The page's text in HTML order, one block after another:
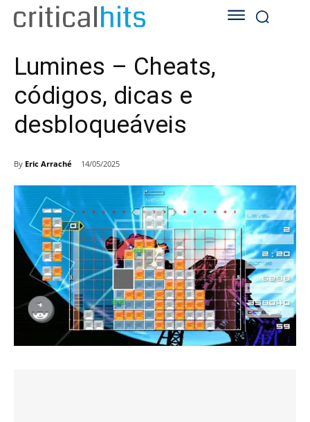
Lumines – Cheats,
códigos, dicas e
desbloqueáveis
By Eric Arraché 14/05/2025